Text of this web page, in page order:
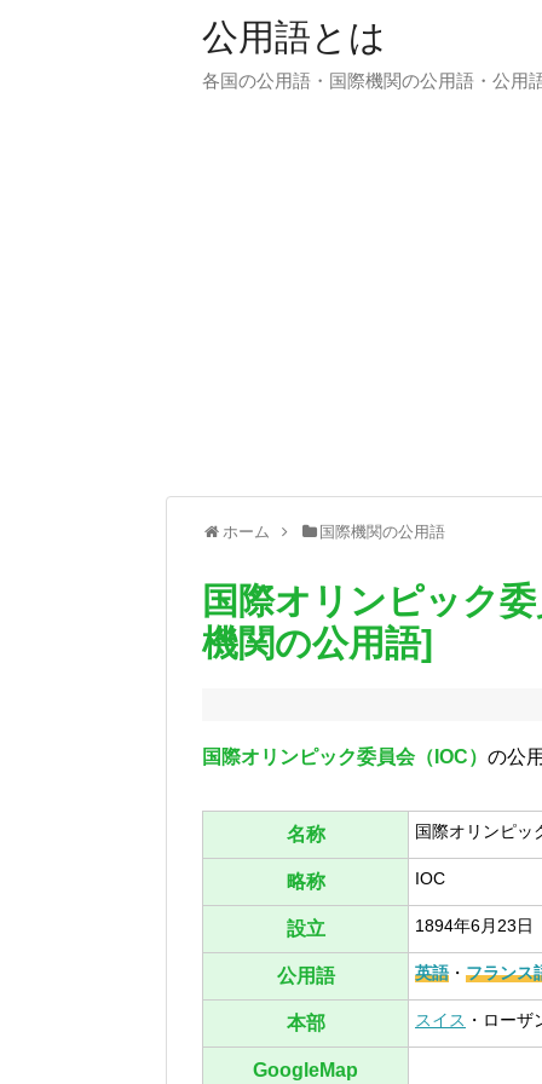
公用語とは
各国の公用語・国際機関の公用語・公用
ホーム 国際機関の公用語
国際オリンピック
機関の公用語]
国際オリンピック委員会（IOC） の公
名称 国際オリンピッ
略称 IOC
設立 1894年6月23日
公用語 英語 ・ フランス
本部 スイス ・ローザ
GoogleMap